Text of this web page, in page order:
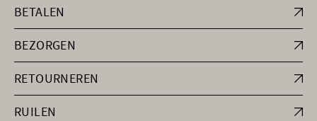
BETALEN
BEZORGEN
RETOURNEREN
RUILEN